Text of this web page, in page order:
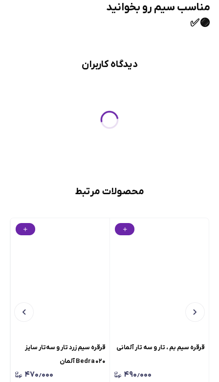
مناسب سیم رو بخوانید
🟣✅️
دیدگاه کاربران
محصولات مرتبط
قرقره سیم بم ، تار و سه تار آلمانی
۴۹۰٫۰۰۰
قرقره سیم زرد تار و سه‌تار سایز
۰۲۰ Bedra آلمان
۴۷۰٫۰۰۰